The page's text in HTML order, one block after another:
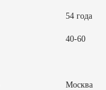
54 года
40-60
Москва